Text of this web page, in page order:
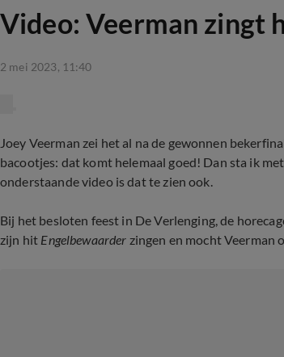
Video: Veerman zingt
2 mei 2023, 11:40
Joey Veerman zei het al na de gewonnen
bacootjes: dat komt helemaal goed! Dan sta ik
onderstaande video is dat te zien ook.
Bij het besloten feest in De Verlenging, de
zijn hit Engelbewaarder zingen en mocht Veerman